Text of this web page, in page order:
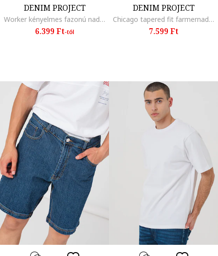
DENIM PROJECT
Worker kényelmes fazonú nadrág, Antracitszürke
6.399 Ft-tól
DENIM PROJECT
Chicago tapered fit farmernadrág középmagas derékrésszel, Kék
7.599 Ft